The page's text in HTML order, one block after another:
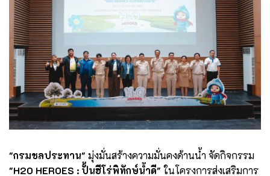
"กรมชลประทาน" มุ่งมั่นสร้างความมั่นคงด้านน้ำ จัดกิจกรรม
"H2O HEROES : ปั้นฮีโร่พิทักษ์นํ้าดี" ในโครงการส่งเสริมการ